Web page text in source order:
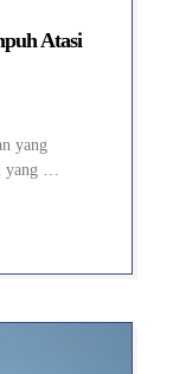
Atasi
yang
yang …